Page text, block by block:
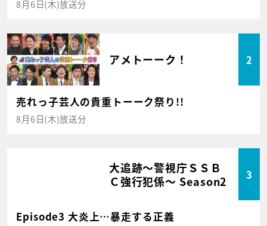
8月6日(木)放送分
アメトーーク！ 2
売れっ子芸人の貴重トーーク祭り!!
8月6日(木)放送分
大追跡～警視庁ＳＳＢ
Ｃ強行犯係～ Season2
3
Episode3 大炎上…暴走する正義